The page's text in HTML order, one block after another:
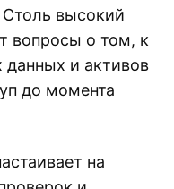
высокий
вопросы о том, к
и активов
до момента
на